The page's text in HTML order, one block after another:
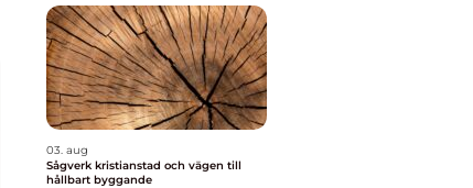
03. aug
Sågverk kristianstad och vägen till
hållbart byggande